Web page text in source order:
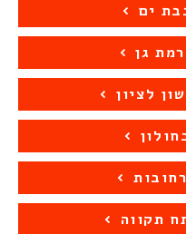
ים
גן
לציון
תקווה